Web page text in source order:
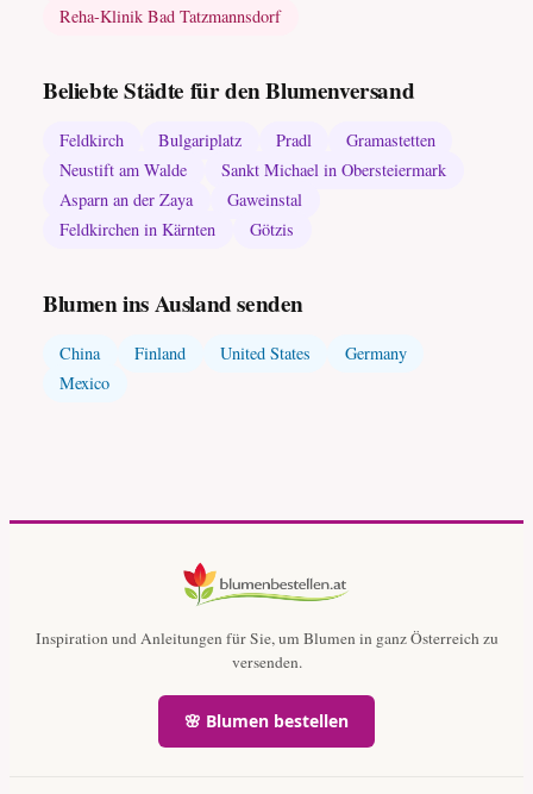
Reha-Klinik Bad Tatzmannsdorf
Beliebte Städte für den Blumenversand
Feldkirch Bulgariplatz Pradl
Gramastetten
Neustift am Walde
Sankt Michael in Obersteiermark
Asparn an der Zaya
Gaweinstal
Feldkirchen in Kärnten
Götzis
Blumen ins Ausland senden
China Finland United States
Germany
Mexico
Inspiration und Anleitungen für Sie, um Blumen in ganz Österreich zu
versenden.
🌸 Blumen bestellen